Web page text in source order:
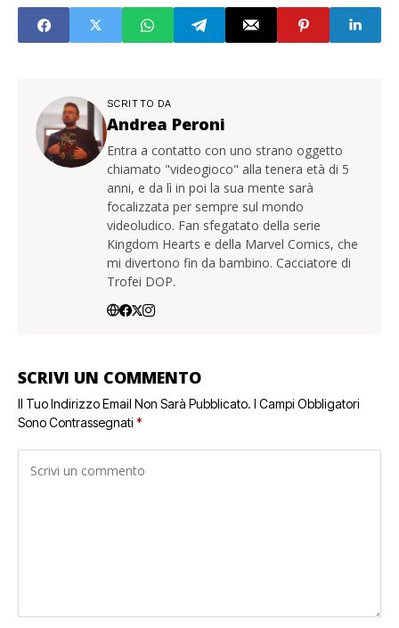
SCRITTO DA
Andrea Peroni
Entra a contatto con uno strano oggetto
chiamato "videogioco" alla tenera età di 5
anni, e da lì in poi la sua mente sarà
focalizzata per sempre sul mondo
videoludico. Fan sfegatato della serie
Kingdom Hearts e della Marvel Comics, che
mi divertono fin da bambino. Cacciatore di
Trofei DOP.
SCRIVI UN COMMENTO
Il Tuo Indirizzo Email Non Sarà Pubblicato. I Campi Obbligatori
Sono Contrassegnati *